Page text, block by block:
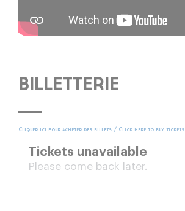
BILLETTERIE
Cliquer ici pour acheter des billets / Click here to buy tickets